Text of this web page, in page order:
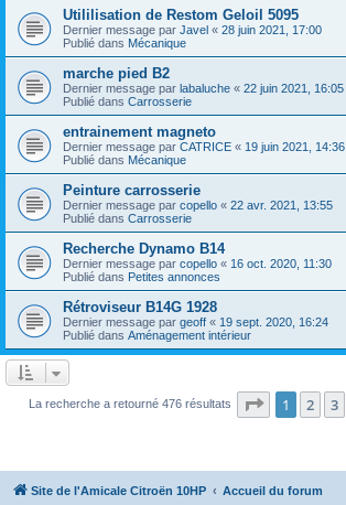
Utililisation de Restom Geloil 5095
Dernier message par Javel « 28 juin 2021, 17:00
Publié dans Mécanique
marche pied B2
Dernier message par labaluche « 22 juin 2021, 16:05
Publié dans Carrosserie
entrainement magneto
Dernier message par CATRICE « 19 juin 2021, 14:36
Publié dans Mécanique
Peinture carrosserie
Dernier message par copello « 22 avr. 2021, 13:55
Publié dans Carrosserie
Recherche Dynamo B14
Dernier message par copello « 16 oct. 2020, 11:30
Publié dans Petites annonces
Rétroviseur B14G 1928
Dernier message par geoff « 19 sept. 2020, 16:24
Publié dans Aménagement intérieur
La recherche a retourné 476 résultats Page 1sur10
1 2 3
Site de l'Amicale Citroën 10HP Accueil du forum